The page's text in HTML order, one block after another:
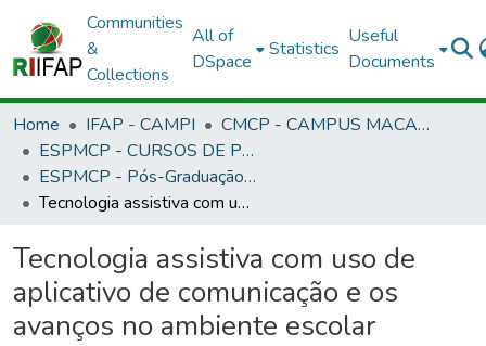
Communities
&
Collections
All of
DSpace
Statistics
Useful
Documents
Home IFAP - CAMPI
CMCP - CAMPUS MACAPÁ
ESPMCP - CURSOS DE PÓS-GRADUAÇÃO LATO SENSU - CAMPUS MACAPÁ
ESPMCP - Pós-Graduação Informática na Educação
Tecnologia assistiva com uso de aplicativo de comunicação e os avanços no ambiente escolar
Tecnologia assistiva com uso de
aplicativo de comunicação e os
avanços no ambiente escolar